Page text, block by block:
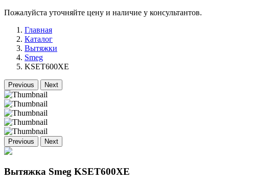
Пожалуйста уточняйте цену и наличие у консультантов.
Главная
Каталог
Вытяжки
Smeg
KSET600XE
Previous Next
Previous Next
Вытяжка Smeg KSET600XE